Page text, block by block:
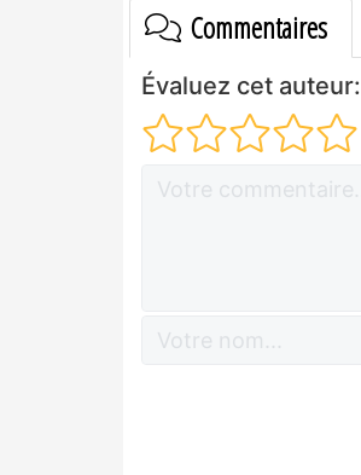
Commentaires
Évaluez cet auteur: